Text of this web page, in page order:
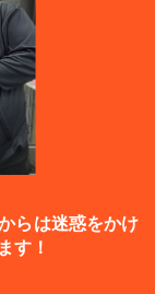
らは迷惑をかけ
す！